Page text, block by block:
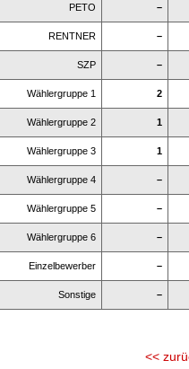
PETO –
RENTNER –
SZP –
Wählergruppe 1 2
Wählergruppe 2 1
Wählergruppe 3 1
Wählergruppe 4 –
Wählergruppe 5 –
Wählergruppe 6 –
Einzelbewerber –
Sonstige –
<<